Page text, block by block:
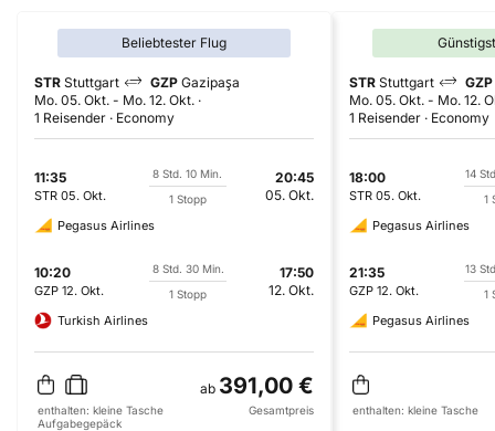
Beliebtester Flug
STR Stuttgart GZP Gazipaşa
Mo. 05. Okt. - Mo. 12. Okt.
1 Reisender
Economy
11:35
STR 05. Okt.
8 Std. 10 Min.
1 Stopp
20:45
05. Okt.
Pegasus Airlines
10:20
GZP 12. Okt.
8 Std. 30 Min.
1 Stopp
17:50
12. Okt.
Turkish Airlines
ab 391,00 €
enthalten: kleine Tasche
Aufgabegepäck
Gesamtpreis
STR Stuttgart
GZP
Mo. 05. Okt. - Mo. 12.
1 Reisender
Economy
18:00
STR 05. Okt.
14
1
Pegasus Airlines
21:35
GZP 12. Okt.
13
1
Pegasus Airlines
enthalten: kleine Tasche